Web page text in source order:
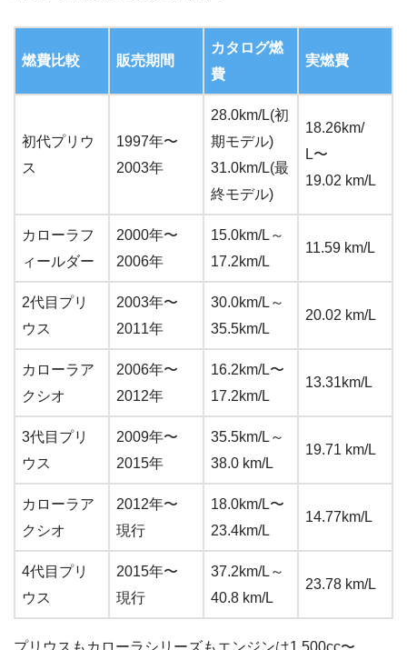
燃費比較 販売期間
カタログ燃
費
実燃費
初代プリウ
ス
1997年〜
2003年
28.0km/L(初
期モデル)
31.0km/L(最
終モデル)
18.26km/
L〜
19.02 km/L
カローラフ
ィールダー
2000年〜
2006年
15.0km/L～
17.2km/L
11.59 km/L
2代目プリ
ウス
2003年〜
2011年
30.0km/L～
35.5km/L
20.02 km/L
カローラア
クシオ
2006年〜
2012年
16.2km/L〜
17.2km/L
13.31km/L
3代目プリ
ウス
2009年〜
2015年
35.5km/L～
38.0 km/L
19.71 km/L
カローラア
クシオ
2012年〜
現行
18.0km/L〜
23.4km/L
14.77km/L
4代目プリ
ウス
2015年〜
現行
37.2km/L～
40.8 km/L
23.78 km/L